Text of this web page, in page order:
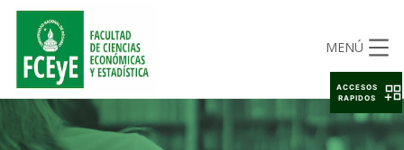
MENÚ
ACCESOS
RAPIDOS